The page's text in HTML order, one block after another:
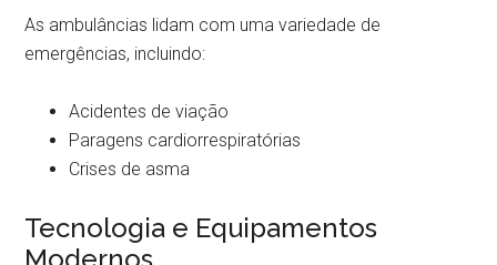
As ambulâncias lidam com uma variedade de
emergências, incluindo:
Acidentes de viação
Paragens cardiorrespiratórias
Crises de asma
Tecnologia e Equipamentos
Modernos